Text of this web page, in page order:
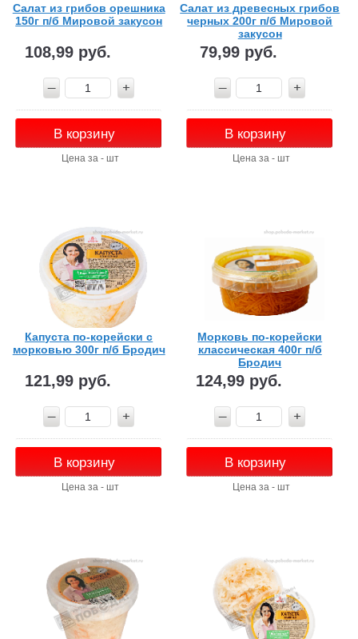
Салат из грибов орешника
150г п/б Мировой закусон
108,99 руб.
В корзину
Цена за - шт
Салат из древесных грибов
черных 200г п/б Мировой
закусон
79,99 руб.
В корзину
Цена за - шт
Капуста по-корейски с
морковью 300г п/б Бродич
121,99 руб.
В корзину
Цена за - шт
Морковь по-корейски
классическая 400г п/б
Бродич
124,99 руб.
В корзину
Цена за - шт